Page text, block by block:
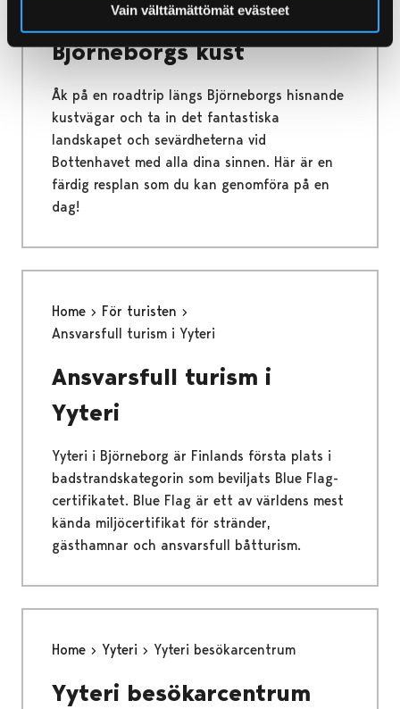
Vain välttämättömät evästeet
Dagsutflykt längs
Björneborgs kust
Åk på en roadtrip längs Björneborgs hisnande
kustvägar och ta in det fantastiska
landskapet och sevärdheterna vid
Bottenhavet med alla dina sinnen. Här är en
färdig resplan som du kan genomföra på en
dag!
Home
För turisten
Ansvarsfull turism i Yyteri
Ansvarsfull turism i
Yyteri
Yyteri i Björneborg är Finlands första plats i
badstrandskategorin som beviljats Blue Flag-
certifikatet. Blue Flag är ett av världens mest
kända miljöcertifikat för stränder,
gästhamnar och ansvarsfull båtturism.
Home Yyteri Yyteri besökarcentrum
Yyteri besökarcentrum